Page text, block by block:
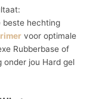
beste hechting
voor optimale
Rubberbase of
onder jou Hard gel